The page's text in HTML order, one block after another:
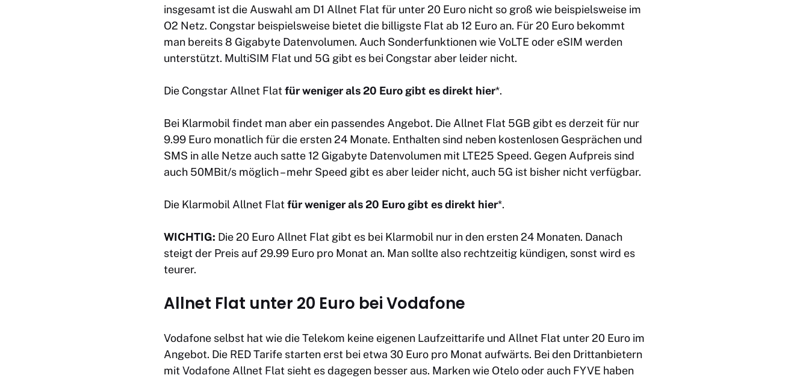
insgesamt ist die Auswahl am D1 Allnet Flat für unter 20 Euro nicht so groß wie beispielsweise im
O2 Netz. Congstar beispielsweise bietet die billigste Flat ab 12 Euro an. Für 20 Euro bekommt
man bereits 8 Gigabyte Datenvolumen. Auch Sonderfunktionen wie VoLTE oder eSIM werden
unterstützt. MultiSIM Flat und 5G gibt es bei Congstar aber leider nicht.
Die Congstar Allnet Flatfür weniger als 20 Euro gibt es direkt hier*.
Bei Klarmobil findet man aber ein passendes Angebot. Die Allnet Flat 5GB gibt es derzeit für nur
9.99 Euro monatlich für die ersten 24 Monate. Enthalten sind neben kostenlosen Gesprächen und
SMS in alle Netze auch satte 12 Gigabyte Datenvolumen mit LTE25 Speed. Gegen Aufpreis sind
auch 50MBit/s möglich – mehr Speed gibt es aber leider nicht, auch 5G ist bisher nicht verfügbar.
Die Klarmobil Allnet Flatfür weniger als 20 Euro gibt es direkt hier*.
WICHTIG: Die 20 Euro Allnet Flat gibt es bei Klarmobil nur in den ersten 24 Monaten. Danach
steigt der Preis auf 29.99 Euro pro Monat an. Man sollte also rechtzeitig kündigen, sonst wird es
teurer.
Allnet Flat unter 20 Euro bei Vodafone
Vodafone selbst hat wie die Telekom keine eigenen Laufzeittarife und Allnet Flat unter 20 Euro im
Angebot. Die RED Tarife starten erst bei etwa 30 Euro pro Monat aufwärts. Bei den Drittanbietern
mitVodafone Allnet Flat sieht es dagegen besser aus. Marken wie Otelo oder auch FYVE haben